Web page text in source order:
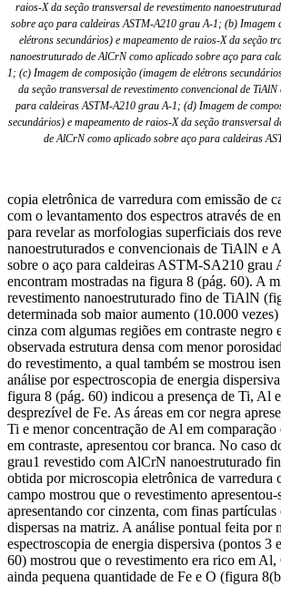
raios-X da seção transversal de revestimento
sobre aço para caldeiras ASTM-A210 grau A-1; (b) Imagem
elétrons secundários) e mapeamento de raios-X da seção
nanoestruturado de AlCrN como aplicado sobre aço para
1; (c) Imagem de composição (imagem de elétrons
da seção transversal de revestimento convencional de
para caldeiras ASTM-A210 grau A-1; (d) Imagem de
secundários) e mapeamento de raios-X da seção transversal
de AlCrN como aplicado sobre aço para caldeiras
copia eletrônica de varredura com emissão de
com o levantamento dos espectros através de
para revelar as morfologias superficiais dos
nanoestruturados e convencionais de TiAlN e
sobre o aço para caldeiras ASTM-SA210 grau
encontram mostradas na figura 8 (pág. 60). A
revestimento nanoestruturado fino de TiAlN
determinada sob maior aumento (10.000
cinza com algumas regiões em contraste negro
observada estrutura densa com menor
do revestimento, a qual também se mostrou
análise por espectroscopia de energia
figura 8 (pág. 60) indicou a presença de Ti, Al
desprezível de Fe. As áreas em cor negra
Ti e menor concentração de Al em comparação
em contraste, apresentou cor branca. No caso
grau1 revestido com AlCrN nanoestruturado
obtida por microscopia eletrônica de varredura
campo mostrou que o revestimento apresentou-
apresentando cor cinzenta, com finas partículas
dispersas na matriz. A análise pontual feita por
espectroscopia de energia dispersiva (pontos 3
60) mostrou que o revestimento era rico em
ainda pequena quantidade de Fe e O (figura